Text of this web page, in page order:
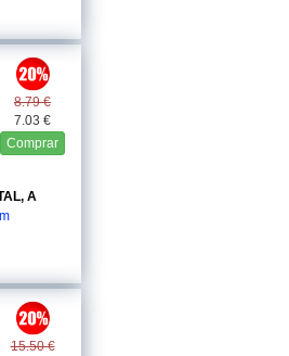
8.79 €
7.03 €
Comprar
A
15.50 €